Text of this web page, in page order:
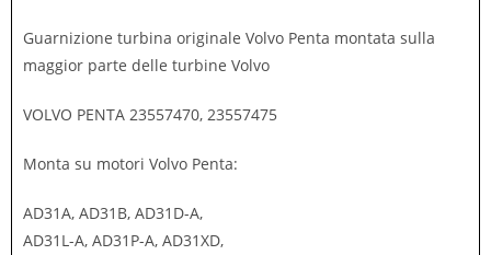
Guarnizione turbina originale Volvo Penta montata sulla
maggior parte delle turbine Volvo
VOLVO PENTA 23557470, 23557475
Monta su motori Volvo Penta:
AD31A, AD31B, AD31D-A,
AD31L-A, AD31P-A, AD31XD,